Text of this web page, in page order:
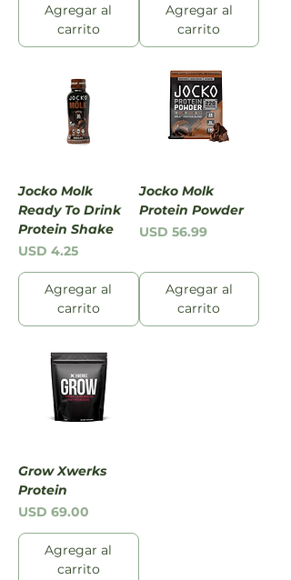
Agregar al
carrito
Agregar al
carrito
Jocko Molk
Ready To Drink
Protein Shake
Precio
USD 4.25
Agregar al
carrito
Jocko Molk
Protein Powder
Precio
USD 56.99
Agregar al
carrito
Grow Xwerks
Protein
Precio
USD 69.00
Agregar al
carrito